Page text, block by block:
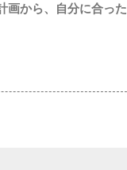
画から、自分に合った